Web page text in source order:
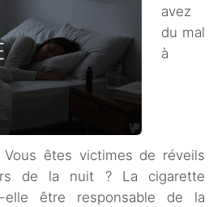
avez
du mal
à
êtes victimes de réveils
de la nuit ? La cigarette
elle être responsable de la